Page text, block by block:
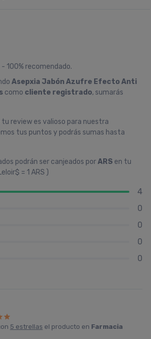
100% recomendado.
Asepxia Jabón Azufre Efecto Anti
como cliente registrado, sumarás
review es valioso para nuestra
tus puntos y podrás sumas hasta
podrán ser canjeados porARS en tu
= 1 ARS )
4
0
0
0
0
5 estrellas el producto en Farmacia